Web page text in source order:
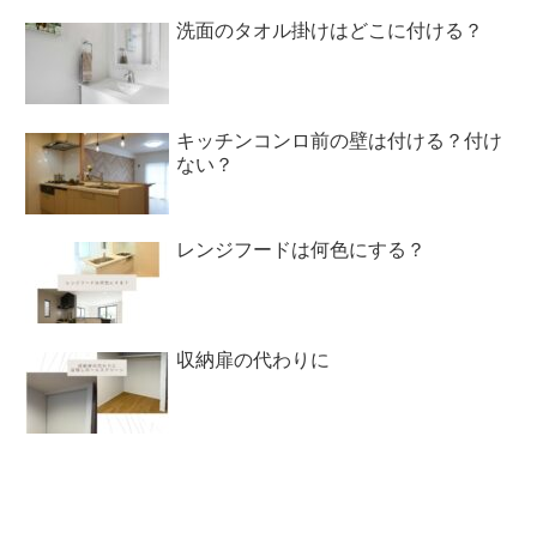
洗面のタオル掛けはどこに付ける？
キッチンコンロ前の壁は付ける？付け
ない？
レンジフードは何色にする？
収納扉の代わりに